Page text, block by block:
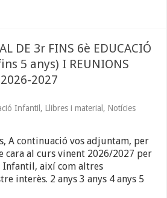
DE 3r FINS 6è EDUCACIÓ
5 anys) I REUNIONS
2026-2027
Infantil , Llibres i material , Notícies
A continuació vos adjuntam, per
cara al curs vinent 2026/2027 per
Infantil, així com altres
interès. 2 anys 3 anys 4 anys 5